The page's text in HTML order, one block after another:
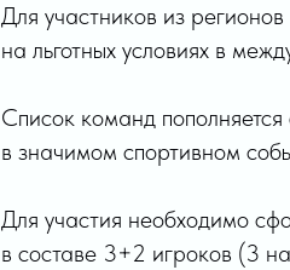
Для участников из
на льготных условиях в
Список команд
в значимом спортивном
Для участия необходимо
в составе 3+2 игроков (3